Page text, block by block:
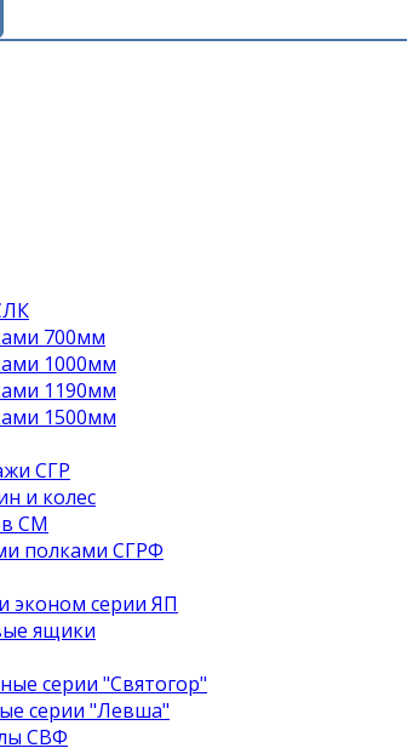
700мм
1000мм
1190мм
1500мм
СГР
и колес
СМ
полками СГРФ
эконом серии ЯП
ящики
серии "Святогор"
серии "Левша"
СВФ